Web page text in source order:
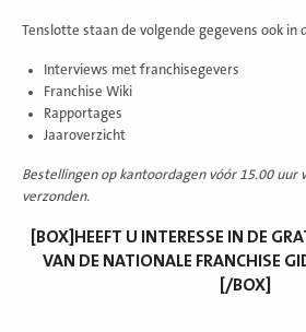
Tenslotte staan de volgende gegevens ook in
Interviews met franchisegevers
Franchise Wiki
Rapportages
Jaaroverzicht
Bestellingen op kantoordagen vóór 15.00 uur
verzonden.
[BOX]HEEFT U INTERESSE IN DE
VAN DE NATIONALE FRANCHISE
[/BOX]